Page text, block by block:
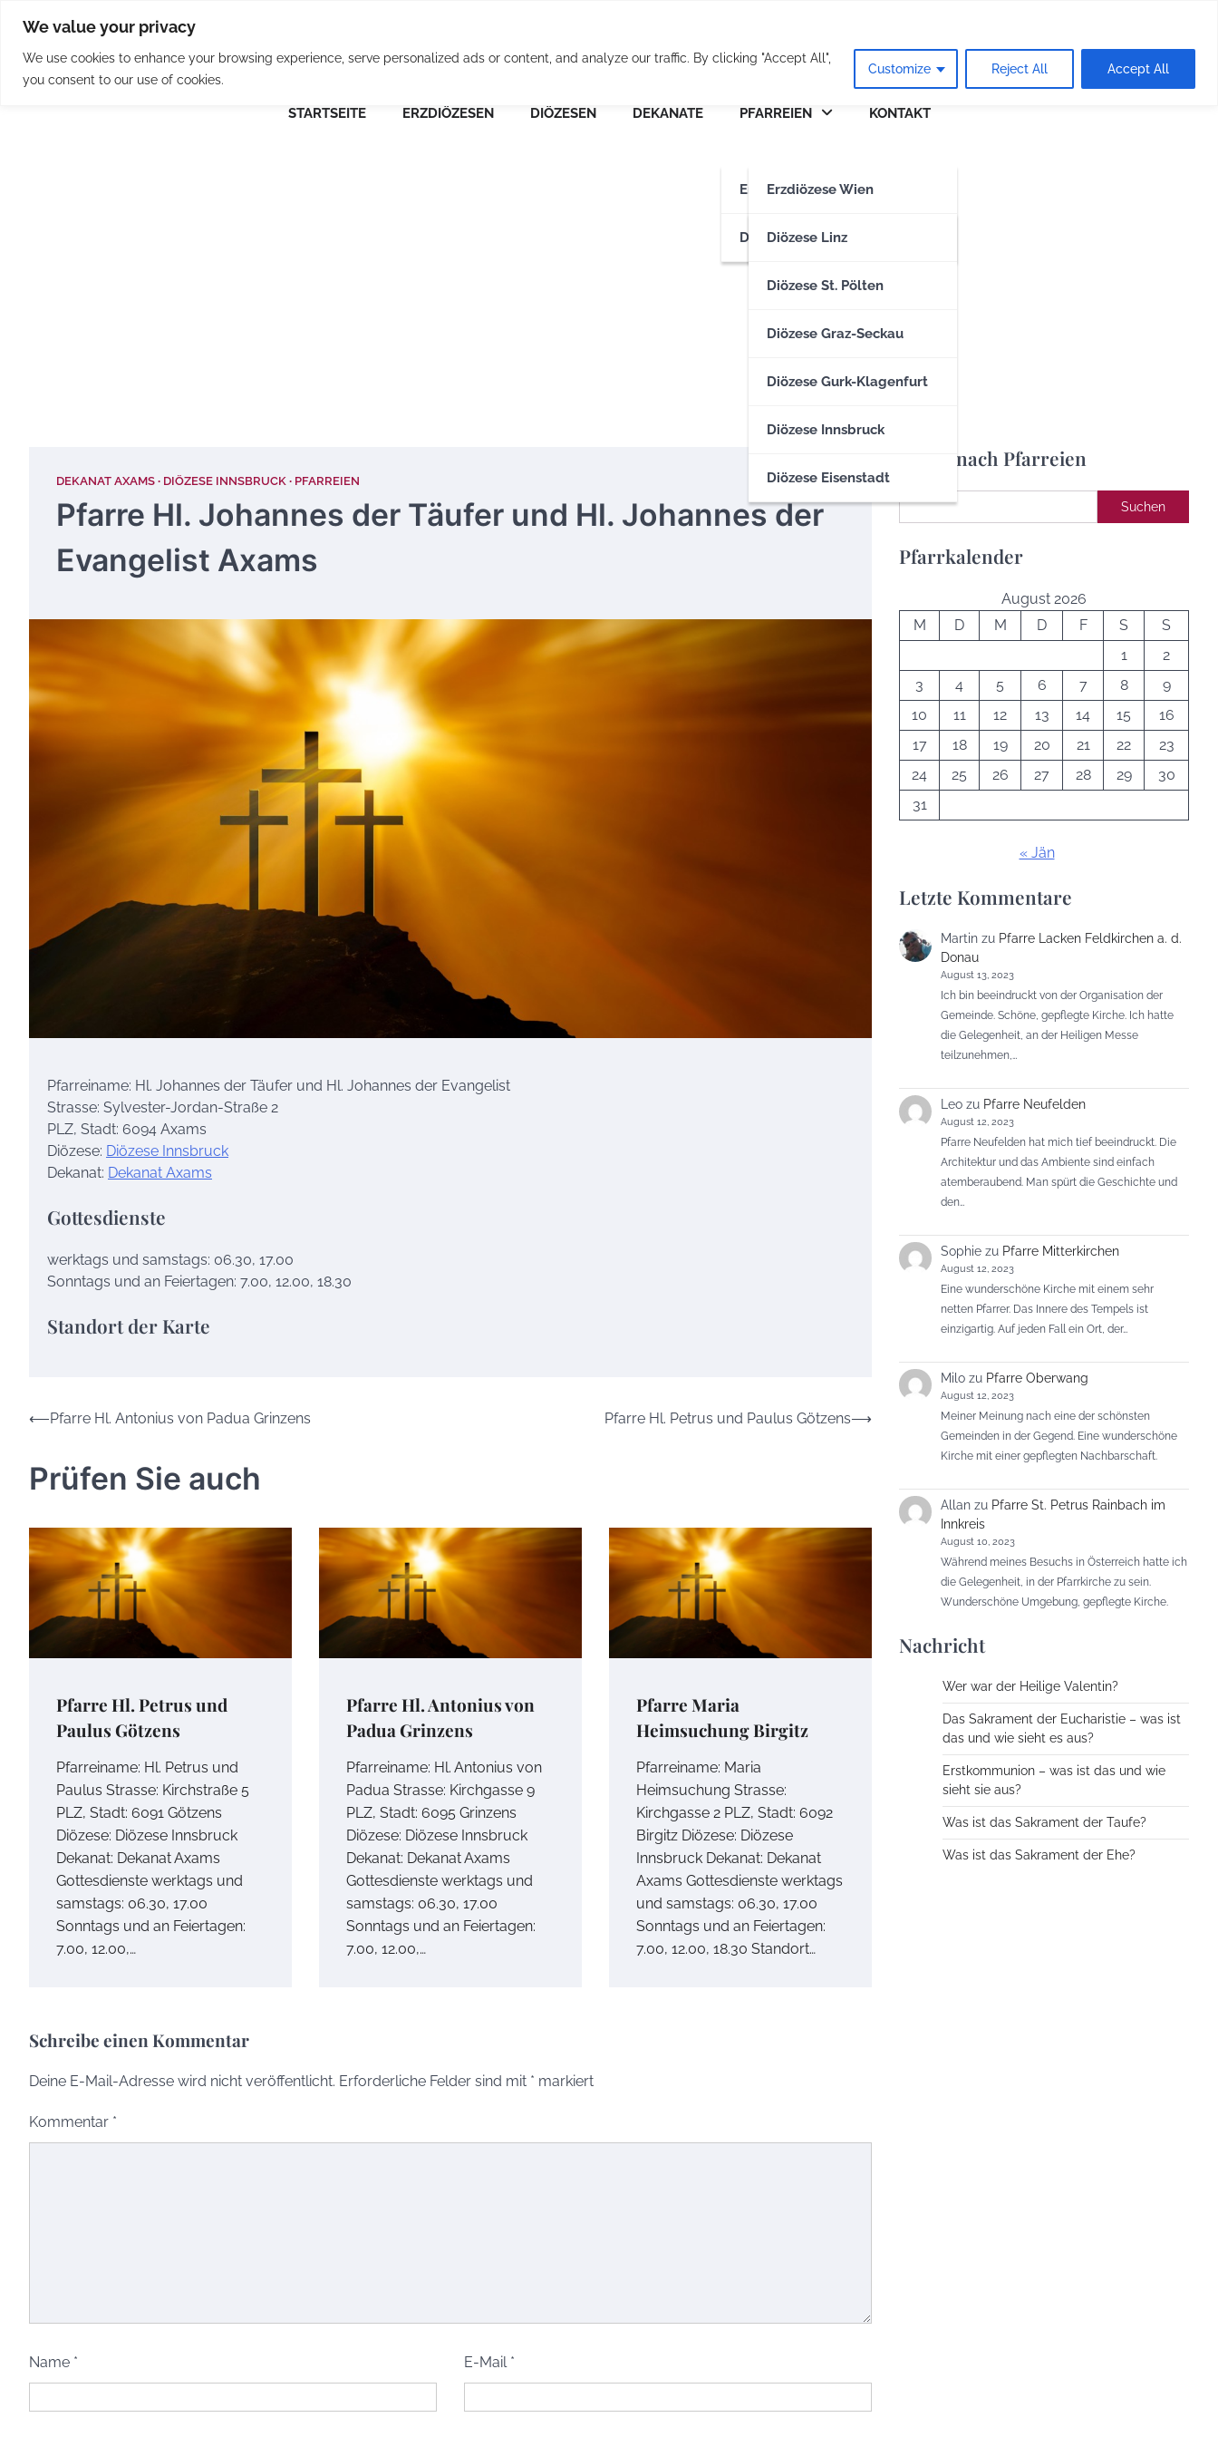
We value your privacy
We use cookies to enhance your browsing experience, serve personalized ads or content, and analyze our traffic. By clicking "Accept All",
you consent to our use of cookies.
Customize Reject All Accept All
content
Osterreichische Pfarreie
STARTSEITE ERZDIÖZESEN DIÖZESEN DEKANATE PFARREIEN
Erzdiözesen
Erzdiözese Wien
Erzdiözese Salzburg
DiözesenDiözese Linz
Diözese St. Pölten
Diözese Graz-Seckau
Diözese Gurk-Klagenfurt
Diözese Innsbruck
Diözese Eisenstadt
KONTAKT
DEKANAT AXAMS DIÖZESE INNSBRUCK PFARREIEN
Pfarre Hl. Johannes der Täufer und Hl. Johannes der
Evangelist Axams
Pfarreiname: Hl. Johannes der Täufer und Hl. Johannes der Evangelist
Strasse: Sylvester-Jordan-Straße 2
PLZ, Stadt: 6094 Axams
Diözese: Diözese Innsbruck
Dekanat: Dekanat Axams
Gottesdienste
werktags und samstags: 06.30, 17.00
Sonntags und an Feiertagen: 7.00, 12.00, 18.30
Standort der Karte
Beitrags-
⟵Pfarre Hl. Antonius von Padua Grinzens Pfarre Hl. Petrus und Paulus Götzens⟶
Prüfen Sie auch
Pfarre Hl. Petrus und
Paulus Götzens
Pfarreiname: Hl. Petrus und
Paulus Strasse: Kirchstraße 5
PLZ, Stadt: 6091 Götzens
Diözese: Diözese Innsbruck
Dekanat: Dekanat Axams
Gottesdienste werktags und
samstags: 06.30, 17.00
Sonntags und an Feiertagen:
7.00, 12.00,…
Pfarre Hl. Antonius von
Padua Grinzens
Pfarreiname: Hl. Antonius von
Padua Strasse: Kirchgasse 9
PLZ, Stadt: 6095 Grinzens
Diözese: Diözese Innsbruck
Dekanat: Dekanat Axams
Gottesdienste werktags und
samstags: 06.30, 17.00
Sonntags und an Feiertagen:
7.00, 12.00,…
Pfarre Maria
Heimsuchung Birgitz
Pfarreiname: Maria
Heimsuchung Strasse:
Kirchgasse 2 PLZ, Stadt: 6092
Birgitz Diözese: Diözese
Innsbruck Dekanat: Dekanat
Axams Gottesdienste werktags
und samstags: 06.30, 17.00
Sonntags und an Feiertagen:
7.00, 12.00, 18.30 Standort…
Schreibe einen Kommentar
Deine E-Mail-Adresse wird nicht veröffentlicht. Erforderliche Felder sind mit * markiert
Kommentar *
Name * E-Mail *
Suche nach Pfarreien
Suchen Suchen
Pfarrkalender
August 2026
M
D M D F S
S
1
2
3
4 5 6 7 8
9
10
11 12 13 14 15
16
17
18 19 20 21 22
23
24
25 26 27 28 29
30
31
« Jän
Letzte Kommentare
Martin zu Pfarre Lacken Feldkirchen a. d.
Donau
August 13, 2023
Ich bin beeindruckt von der Organisation der
Gemeinde. Schöne, gepflegte Kirche. Ich hatte
die Gelegenheit, an der Heiligen Messe
teilzunehmen,…
Leo zu Pfarre Neufelden
August 12, 2023
Pfarre Neufelden hat mich tief beeindruckt. Die
Architektur und das Ambiente sind einfach
atemberaubend. Man spürt die Geschichte und
den…
Sophie zu Pfarre Mitterkirchen
August 12, 2023
Eine wunderschöne Kirche mit einem sehr
netten Pfarrer. Das Innere des Tempels ist
einzigartig. Auf jeden Fall ein Ort, der…
Milo zu Pfarre Oberwang
August 12, 2023
Meiner Meinung nach eine der schönsten
Gemeinden in der Gegend. Eine wunderschöne
Kirche mit einer gepflegten Nachbarschaft.
Allan zu Pfarre St. Petrus Rainbach im
Innkreis
August 10, 2023
Während meines Besuchs in Österreich hatte ich
die Gelegenheit, in der Pfarrkirche zu sein.
Wunderschöne Umgebung, gepflegte Kirche.
Nachricht
Wer war der Heilige Valentin?
Das Sakrament der Eucharistie – was ist
das und wie sieht es aus?
Erstkommunion – was ist das und wie
sieht sie aus?
Was ist das Sakrament der Taufe?
Was ist das Sakrament der Ehe?